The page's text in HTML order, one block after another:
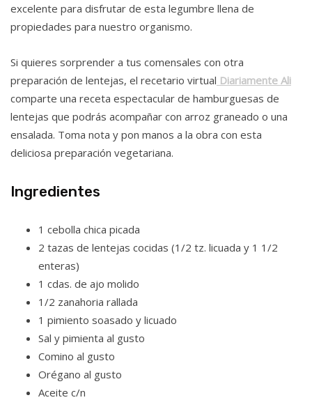
excelente para disfrutar de esta legumbre llena de
propiedades para nuestro organismo.
Si quieres sorprender a tus comensales con otra
preparación de lentejas, el recetario virtual Diariamente Ali
comparte una receta espectacular de hamburguesas de
lentejas que podrás acompañar con arroz graneado o una
ensalada. Toma nota y pon manos a la obra con esta
deliciosa preparación vegetariana.
Ingredientes
1 cebolla chica picada
2 tazas de lentejas cocidas (1/2 tz. licuada y 1 1/2
enteras)
1 cdas. de ajo molido
1/2 zanahoria rallada
1 pimiento soasado y licuado
Sal y pimienta al gusto
Comino al gusto
Orégano al gusto
Aceite c/n